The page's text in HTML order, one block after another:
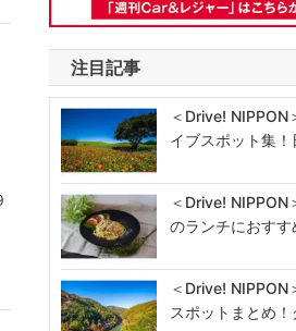
注目記事
＜Drive! NIPPON
イブスポット集
＜Drive! NIPPON
のランチにおす
＜Drive! NIPPON
スポットまとめ